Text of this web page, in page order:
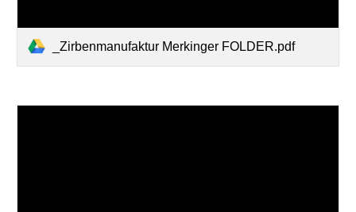
_Zirbenmanufaktur Merkinger FOLDER.pdf